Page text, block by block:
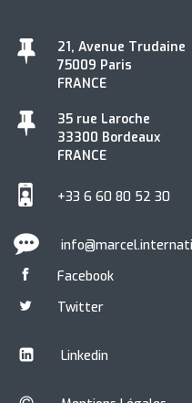
21, Avenue Trudaine
75009 Paris
FRANCE
35 rue Laroche
33300 Bordeaux
FRANCE
+33 6 60 80 52 30
Facebook
Twitter
Linkedin